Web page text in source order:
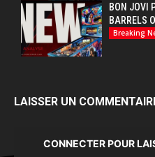
BON JOVI
BARRELS
Breaking
LAISSER UN
CONNECTER POUR